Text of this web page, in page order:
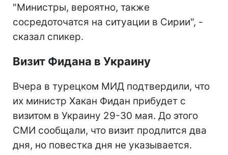
"Министры, вероятно, также
сосредоточатся на ситуации в Сирии", -
сказал спикер.
Визит Фидана в Украину
Вчера в турецком МИД подтвердили, что
их министр Хакан Фидан прибудет с
визитом в Украину 29-30 мая. До этого
СМИ сообщали, что визит продлится два
дня, но повестка дня не указывается.